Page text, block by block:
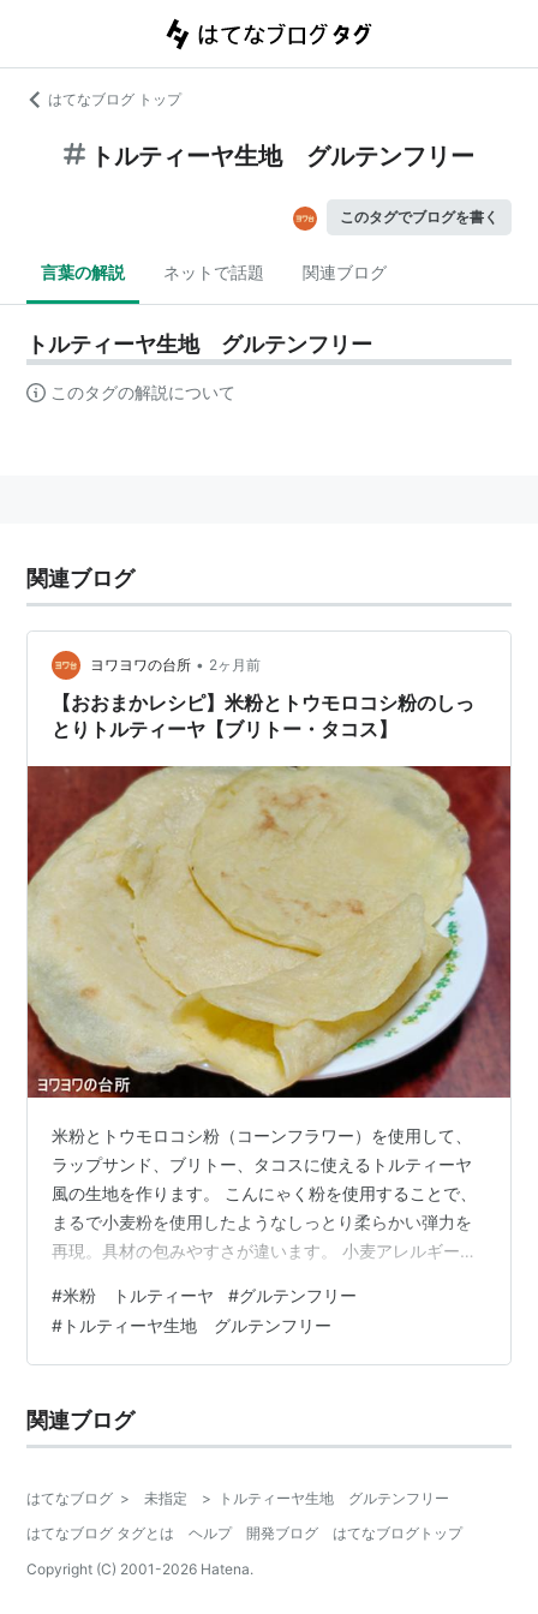
はてなブログ トップ
トルティーヤ生地 グルテンフリー
このタグでブログを書く
言葉の解説 ネットで話題 関連ブログ
トルティーヤ生地 グルテンフリー
このタグの解説について
関連ブログ
ヨワヨワの台所 • 2ヶ月前
【おおまかレシピ】米粉とトウモロコシ粉のしっ
とりトルティーヤ【ブリトー・タコス】
米粉とトウモロコシ粉（コーンフラワー）を使用して、
ラップサンド、ブリトー、タコスに使えるトルティーヤ
風の生地を作ります。 こんにゃく粉を使用することで、
まるで小麦粉を使用したようなしっとり柔らかい弾力を
再現。具材の包みやすさが違います。 小麦アレルギーの
す。 米粉多め とうもろこし多め 【道具】 ●計量器（ク
ッキングスケールなど） ●フライパン（くっつかないも
の） ●フライ返し ●スプーン、トンボなど、生地を伸ば
米粉：７０g ●トウモロコシ粉：３０g ●こんにゃく粉：
０.５g ●天然塩：三本…
#米粉 トルティーヤ #グルテンフリー
# トルティーヤ生地 グルテンフリー
関連ブログ
はてなブログ > 未指定 >
トルティーヤ生地 グルテンフリー
はてなブログ タグとは
ヘルプ 開発ブログ
はてなブログトップ
Copyright (C) 2001-2026 Hatena.